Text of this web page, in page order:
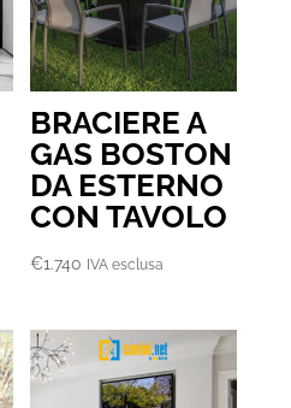
BRACIERE A
GAS BOSTON
DA ESTERNO
CON TAVOLO
€1.740 IVA esclusa